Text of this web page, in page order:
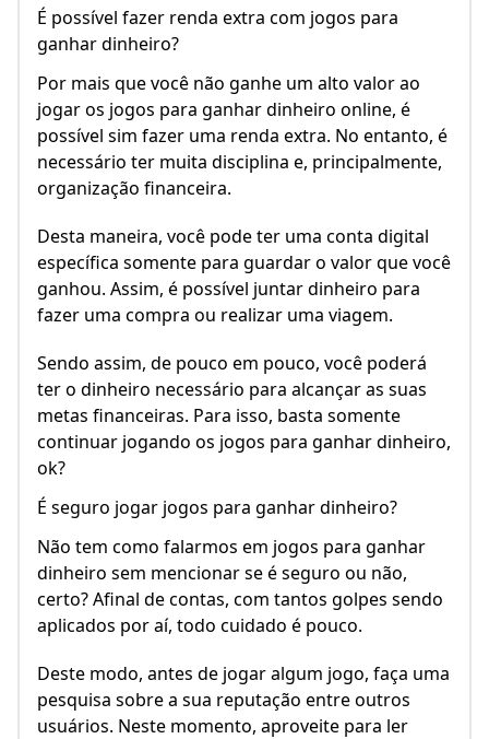
É possível fazer renda extra com jogos para
ganhar dinheiro?
Por mais que você não ganhe um alto valor ao
jogar os jogos para ganhar dinheiro online, é
possível sim fazer uma renda extra. No entanto, é
necessário ter muita disciplina e, principalmente,
organização financeira.
Desta maneira, você pode ter uma conta digital
específica somente para guardar o valor que você
ganhou. Assim, é possível juntar dinheiro para
fazer uma compra ou realizar uma viagem.
Sendo assim, de pouco em pouco, você poderá
ter o dinheiro necessário para alcançar as suas
metas financeiras. Para isso, basta somente
continuar jogando os jogos para ganhar dinheiro,
ok?
É seguro jogar jogos para ganhar dinheiro?
Não tem como falarmos em jogos para ganhar
dinheiro sem mencionar se é seguro ou não,
certo? Afinal de contas, com tantos golpes sendo
aplicados por aí, todo cuidado é pouco.
Deste modo, antes de jogar algum jogo, faça uma
pesquisa sobre a sua reputação entre outros
usuários. Neste momento, aproveite para ler